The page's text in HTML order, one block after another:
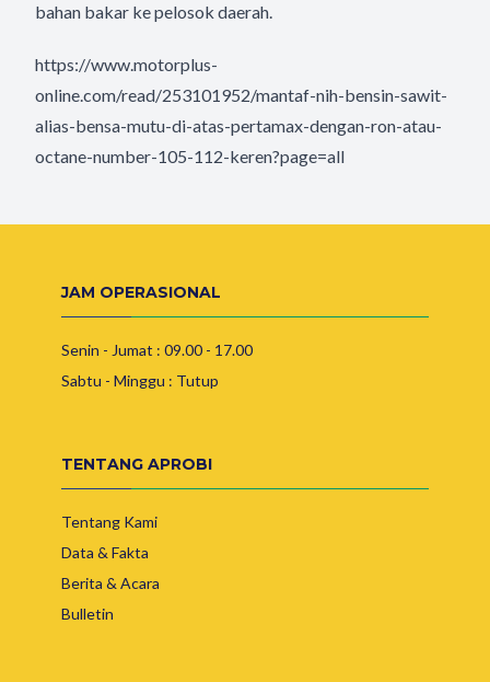
bahan bakar ke pelosok daerah.
https://www.motorplus-
online.com/read/253101952/mantaf-nih-bensin-sawit-
alias-bensa-mutu-di-atas-pertamax-dengan-ron-atau-
octane-number-105-112-keren?page=all
JAM OPERASIONAL
Senin - Jumat : 09.00 - 17.00
Sabtu - Minggu : Tutup
TENTANG APROBI
Tentang Kami
Data & Fakta
Berita & Acara
Bulletin